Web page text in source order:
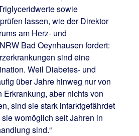
sowie
lassen, wie der Direktor
am Herz- und
Bad Oeynhausen fordert:
sind eine
Weil Diabetes- und
über Jahre hinweg nur von
aber nichts von
sind sie stark infarktgefährdet
womöglich seit Jahren in
sind.“